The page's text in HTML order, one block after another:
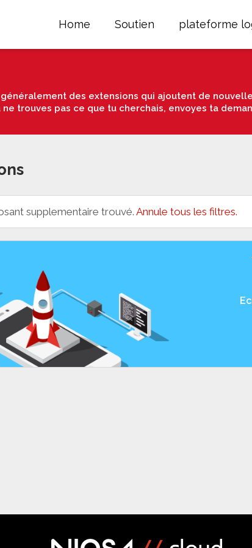
Home Soutien plateforme
des extensions qui ajoutent de
trouves pas ce que tu cherchais, envoyes ta
supplementaire trouvé. Annule tous les filtres.